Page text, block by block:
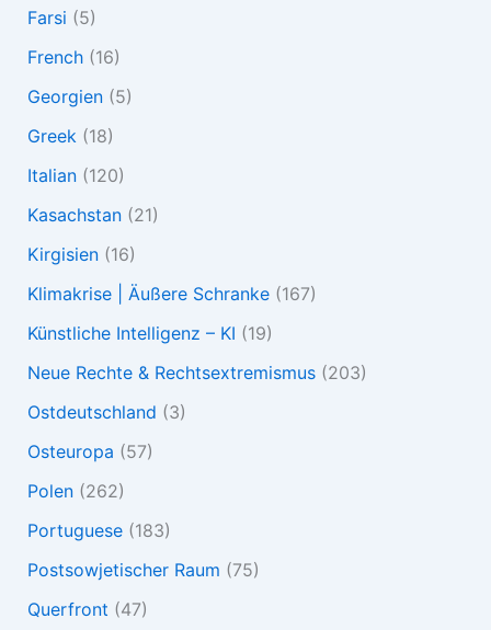
Farsi (5)
French(16)
Georgien(5)
Greek (18)
Italian(120)
Kasachstan(21)
Kirgisien(16)
Klimakrise | Äußere Schranke(167)
Künstliche Intelligenz – KI (19)
Neue Rechte & Rechtsextremismus(203)
Ostdeutschland (3)
Osteuropa (57)
Polen(262)
Portuguese(183)
Postsowjetischer Raum (75)
Querfront (47)